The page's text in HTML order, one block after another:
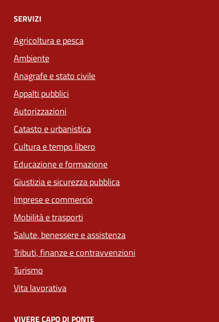
SERVIZI
Agricoltura e pesca
Ambiente
Anagrafe e stato civile
Appalti pubblici
Autorizzazioni
Catasto e urbanistica
Cultura e tempo libero
Educazione e formazione
Giustizia e sicurezza pubblica
Imprese e commercio
Mobilità e trasporti
Salute, benessere e assistenza
Tributi, finanze e contravvenzioni
Turismo
Vita lavorativa
VIVERE CAPO DI PONTE